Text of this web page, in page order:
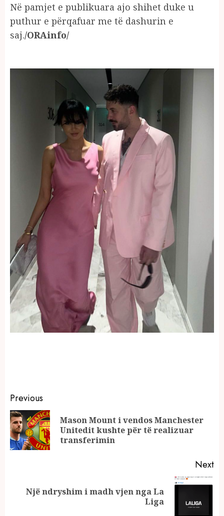
Në pamjet e publikuara ajo shihet duke u
puthur e përqafuar me të dashurin e
saj./ORAinfo/
Continue
Reading
Previous
Mason Mount i vendos Manchester
Unitedit kushte për të realizuar
transferimin
Next
NextNjë ndryshim i madh vjen nga La
Liga